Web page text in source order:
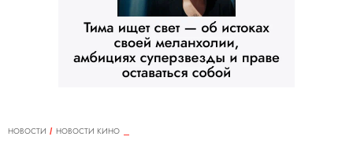
НОВОСТИ
НОВОСТИ КИНО